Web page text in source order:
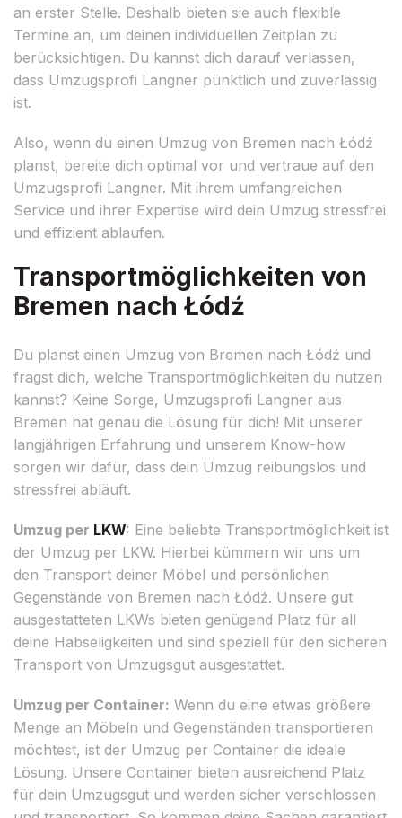
an erster Stelle. Deshalb bieten sie auch flexible
Termine an, um deinen individuellen Zeitplan zu
berücksichtigen. Du kannst dich darauf verlassen,
dass Umzugsprofi Langner pünktlich und zuverlässig
ist.
Also, wenn du einen Umzug von Bremen nach Łódź
planst, bereite dich optimal vor und vertraue auf den
Umzugsprofi Langner. Mit ihrem umfangreichen
Service und ihrer Expertise wird dein Umzug stressfrei
und effizient ablaufen.
Transportmöglichkeiten von
Bremen nach Łódź
Du planst einen Umzug von Bremen nach Łódź und
fragst dich, welche Transportmöglichkeiten du nutzen
kannst? Keine Sorge, Umzugsprofi Langner aus
Bremen hat genau die Lösung für dich! Mit unserer
langjährigen Erfahrung und unserem Know-how
sorgen wir dafür, dass dein Umzug reibungslos und
stressfrei abläuft.
Umzug per LKW: Eine beliebte Transportmöglichkeit ist
der Umzug per LKW. Hierbei kümmern wir uns um
den Transport deiner Möbel und persönlichen
Gegenstände von Bremen nach Łódź. Unsere gut
ausgestatteten LKWs bieten genügend Platz für all
deine Habseligkeiten und sind speziell für den sicheren
Transport von Umzugsgut ausgestattet.
Umzug per Container: Wenn du eine etwas größere
Menge an Möbeln und Gegenständen transportieren
möchtest, ist der Umzug per Container die ideale
Lösung. Unsere Container bieten ausreichend Platz
für dein Umzugsgut und werden sicher verschlossen